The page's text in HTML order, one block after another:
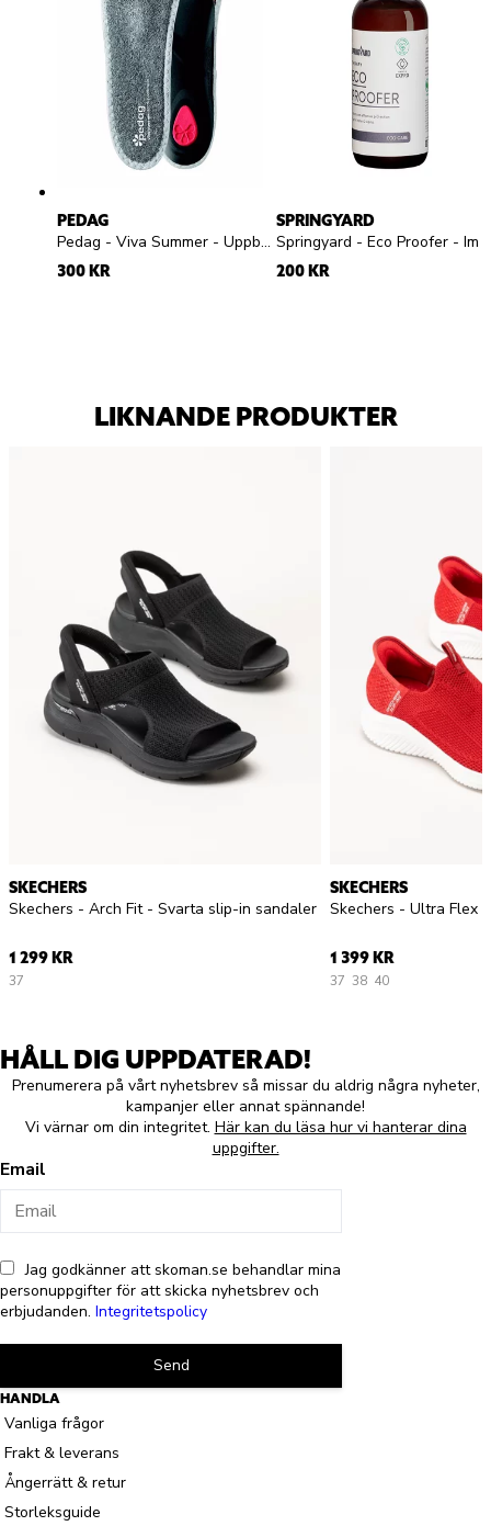
PEDAG
Pedag - Viva Summer - Uppbyggd frottésula
300 KR
SPRINGYARD
200 KR
LIKNANDE PRODUKTER
SKECHERS
Skechers - Arch Fit - Svarta slip-in sandaler
1 299 KR
37
SKECHERS
1 399 KR
37 38 40
HÅLL DIG UPPDATERAD!
Prenumerera på vårt nyhetsbrev så missar du aldrig några nyheter,
kampanjer eller annat spännande!
Vi värnar om din integritet. Här kan du läsa hur vi hanterar dina
uppgifter.
Email
Jag godkänner att skoman.se behandlar mina
personuppgifter för att skicka nyhetsbrev och
erbjudanden. Integritetspolicy
Send
HANDLA
Vanliga frågor
Frakt & leverans
Ångerrätt & retur
Storleksguide